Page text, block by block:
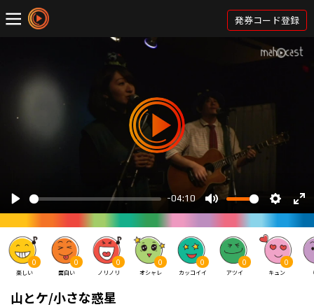
発券コード登録
0
楽しい
0
面白い
0
ノリノリ
0
オシャレ
0
カッコイイ
0
アツイ
0
キュン
山とケ/小さな惑星